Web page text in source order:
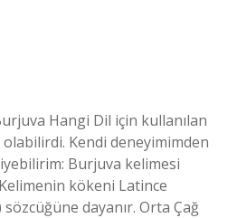
Hangi Dil için kullanılan
olabilirdi. Kendi deneyimimden
Burjuva kelimesi
kökeni Latince
dayanır. Orta Çağ